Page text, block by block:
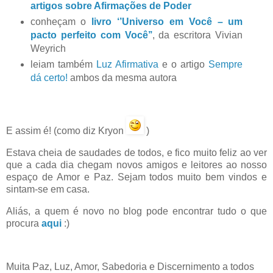
artigos sobre Afirmações de Poder
conheçam o
livro ‘’Universo em Você – um
pacto perfeito com Você’’, da escritora Vivian
Weyrich
leiam também Luz Afirmativa e o artigo Sempre
dá certo! ambos da mesma autora
E assim é! (como diz Kryon )
Estava cheia de saudades de todos, e fico muito feliz ao ver
que a cada dia chegam novos amigos e leitores ao nosso
espaço de Amor e Paz. Sejam todos muito bem vindos e
sintam-se em casa.
Aliás, a quem é novo no blog pode encontrar tudo o que
procura aqui :)
Muita Paz, Luz, Amor, Sabedoria e Discernimento a todos